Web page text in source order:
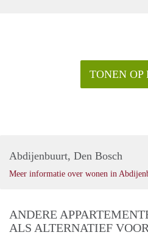
TONEN OP
Abdijenbuurt, Den Bosch
Meer informatie over wonen in
ANDERE
ALS ALTERNATIEF